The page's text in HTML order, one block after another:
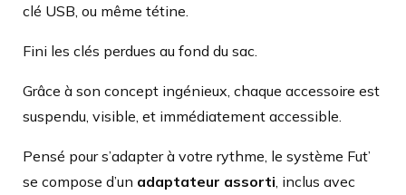
clé USB, ou même tétine.
Fini les clés perdues au fond du sac.
Grâce à son concept ingénieux, chaque accessoire est
suspendu, visible, et immédiatement accessible.
Pensé pour s’adapter à votre rythme, le système Fut’
se compose d’un adaptateur assorti , inclus avec